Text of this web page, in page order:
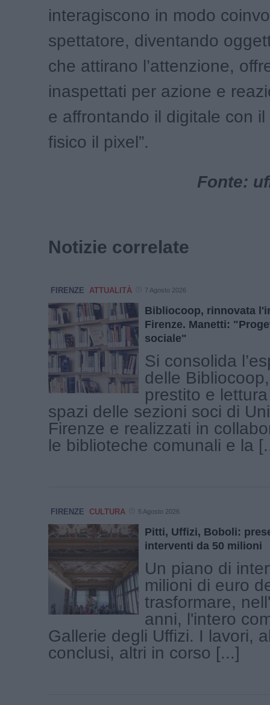
interagiscono in modo
spettatore, diventando
che attirano l’attenzione,
inaspettati per azione e
e affrontando il digitale con
fisico il pixel”.
Fonte:
Notizie correlate
FIRENZE ATTUALITÀ 7 Agosto 2026
Bibliocoop, rinnovata
Firenze. Manetti:
sociale"
Si consolida
delle
prestito e
spazi delle sezioni soci di
Firenze e realizzati in
le biblioteche comunali e la
FIRENZE CULTURA 5 Agosto 2026
Pitti, Uffizi, Boboli:
interventi da 50 milioni
Un piano di
milioni di euro
trasformare,
anni, l'intero
Gallerie degli Uffizi. I lavori,
conclusi, altri in corso [...]